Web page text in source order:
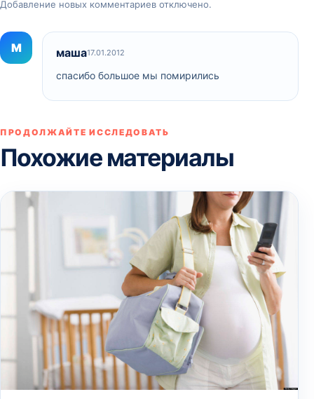
Добавление новых комментариев отключено.
М маша17.01.2012
спасибо большое мы помирились
ПРОДОЛЖАЙТЕ ИССЛЕДОВАТЬ
Похожие материалы